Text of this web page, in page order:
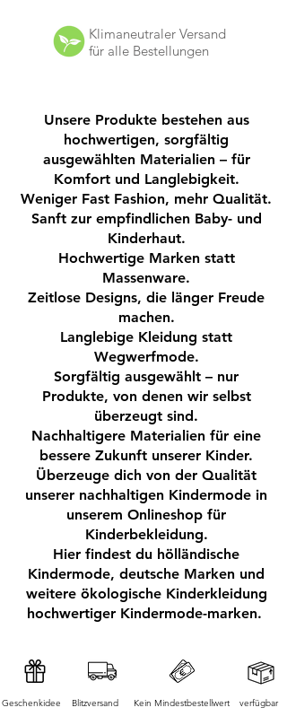
An- und Ausziehen.
Optische Highlights wie die zwei
Fronttaschen Platz für kleine Schätze
Produktdetails:
Modell: Sweatpants bronze medal
Marke: Minymo
Stil: Einfarbig, modern und vielseitig
kombinierbar
Elastischer Bund an Taille und
Knöcheln für optimalen Sitz
2 Zierknöpfe als modisches Detail
2 praktische Taschen vorne
Material:
Hochwertige gestrickte
Baumwollmischung – weich,
atmungsaktiv und langlebig
Vorteile:
Hoher Tragekomfort für Kinder
Perfekt für Alltag, Spiel und Freizeit
Pflegeleicht und strapazierfähig
Diese Kinder Sweatpants ist ein echtes
Basic im Kleiderschrank und lässt sich
ideal mit T-Shirts, Hoodies oder
Pullovern kombinieren.
Klimaneutraler Versand
für alle Bestellungen
Unsere Produkte bestehen aus
hochwertigen, sorgfältig
ausgewählten Materialien – für
Komfort und Langlebigkeit.
Weniger Fast Fashion, mehr Qualität.
Sanft zur empfindlichen Baby- und
Kinderhaut.
Hochwertige Marken statt
Massenware.
Zeitlose Designs, die länger Freude
machen.
Langlebige Kleidung statt
Wegwerfmode.
Sorgfältig ausgewählt – nur
Produkte, von denen wir selbst
überzeugt sind.
Nachhaltigere Materialien für eine
bessere Zukunft unserer Kinder.
Überzeuge dich von der Qualität
unserer nachhaltigen Kindermode in
unserem Onlineshop für
Kinderbekleidung.
Hier findest du hölländische
Kindermode, deutsche Marken und
weitere ökologische Kinderkleidung
hochwertiger Kindermode-marken.
Geschenkidee Blitzversand Kein Mindestbestellwert verfügbar